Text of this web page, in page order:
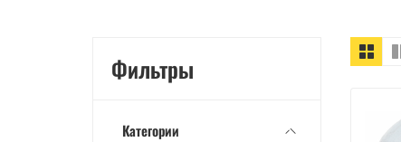
Фильтры
Категории